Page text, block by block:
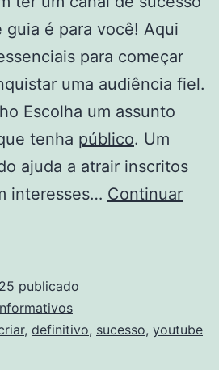
guia é para você! Aqui
para começar
uma audiência fiel.
Escolha um assunto
tenha público. Um
ajuda a atrair inscritos
interesses… Continuar
publicado
, definitivo, sucesso, youtube